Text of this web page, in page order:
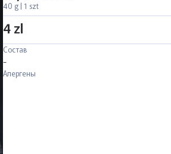
40 g | 1 szt
4 zl
Состав
-
Алергены